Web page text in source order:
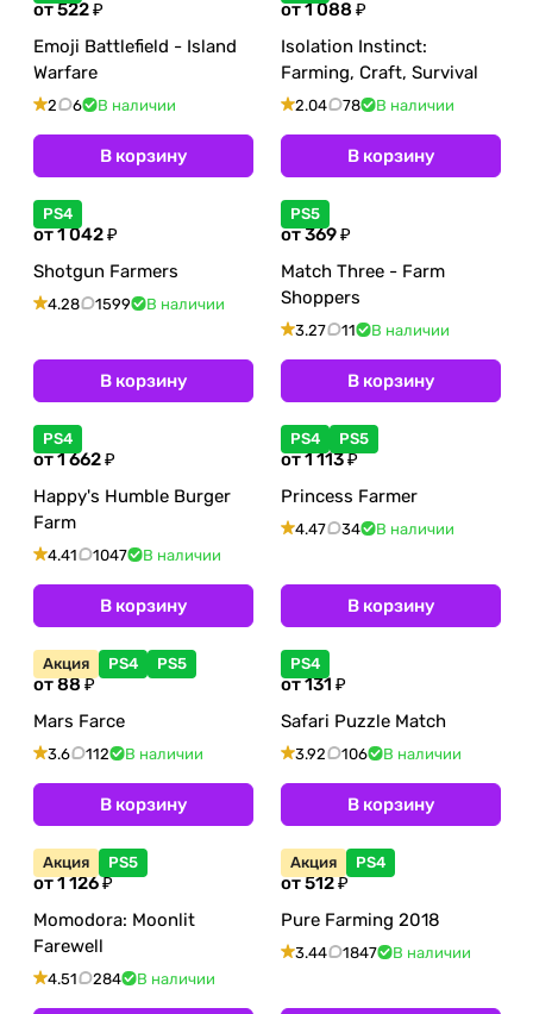
от 522 ₽
Emoji Battlefield - Island
Warfare
2 6 В наличии
В корзину
от 1 088 ₽
Isolation Instinct:
Farming, Craft, Survival
2.04 78 В наличии
В корзину
PS4
от 1 042 ₽
Shotgun Farmers
4.28 1599 В наличии
В корзину
PS5
от 369 ₽
Match Three - Farm
Shoppers
3.27 11 В наличии
В корзину
PS4
от 1 662 ₽
Happy's Humble Burger
Farm
4.41 1047 В наличии
В корзину
PS4 PS5
от 1 113 ₽
Princess Farmer
4.47 34 В наличии
В корзину
Акция PS4 PS5
от 88 ₽
Mars Farce
3.6 112 В наличии
В корзину
PS4
от 131 ₽
Safari Puzzle Match
3.92 106 В наличии
В корзину
Акция PS5
от 1 126 ₽
Momodora: Moonlit
Farewell
4.51 284 В наличии
Акция PS4
от 512 ₽
Pure Farming 2018
3.44 1847 В наличии